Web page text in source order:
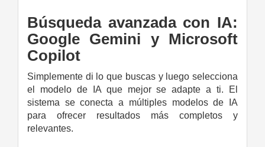
Búsqueda avanzada con IA:
Google Gemini y Microsoft
Copilot
Simplemente di lo que buscas y luego selecciona
el modelo de IA que mejor se adapte a ti. El
sistema se conecta a múltiples modelos de IA
para ofrecer resultados más completos y
relevantes.